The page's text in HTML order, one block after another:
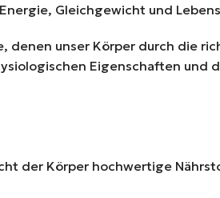
Gleichgewicht und
unser Körper durch die
Eigenschaften und
der Körper hochwertige